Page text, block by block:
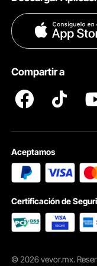
Ayuda & FAQs
Términos &
Políticas de Privacidad
Compartir a
Aceptamos
Certificación de
© 2026 vevor.mx.